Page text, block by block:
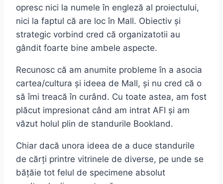
opresc nici la numele în engleză al proiectului,
nici la faptul că are loc în Mall. Obiectiv și
strategic vorbind cred că organizatotii au
gândit foarte bine ambele aspecte.
Recunosc că am anumite probleme în a asocia
cartea/cultura și ideea de Mall, și nu cred că o
să îmi treacă în curând. Cu toate astea, am fost
plăcut impresionat când am intrat AFI și am
văzut holul plin de standurile Bookland.
Chiar dacă unora ideea de a duce standurile
de cărți printre vitrinele de diverse, pe unde se
bățăie tot felul de specimene absolut